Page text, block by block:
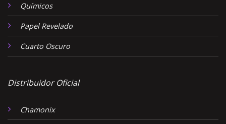
Químicos
Papel Revelado
Cuarto Oscuro
Distribuidor Oficial
Chamonix